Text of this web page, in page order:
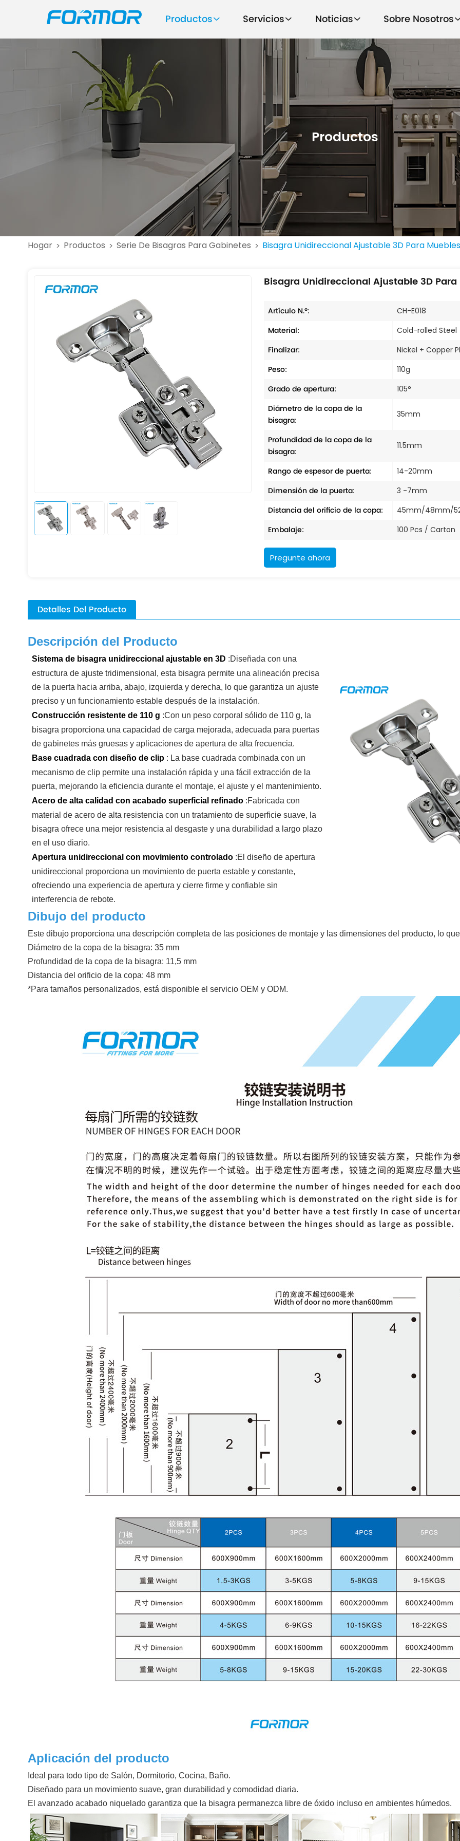
Productos Servicios Noticias Sobre Nosotros
Productos
Hogar > Productos > Serie De Bisagras Para Gabinetes > Bisagra Unidireccional Ajustable 3D Para
Bisagra Unidireccional Ajustable 3D
Artículo N.º: CH-E018
Material: Cold-rolled Steel
Finalizar: Nickel + Copper
Peso: 110g
Grado de apertura: 105°
Diámetro de la copa de la
bisagra:
35mm
Profundidad de la copa de la
bisagra:
11.5mm
Rango de espesor de puerta: 14-20mm
Dimensión de la puerta: 3 -7mm
Distancia del orificio de la copa: 45mm/48mm/
Embalaje: 100 Pcs / Carton
Pregunte ahora
Detalles Del Producto
Descripción del Producto
Sistema de bisagra unidireccional ajustable en 3D :Diseñada con una
estructura de ajuste tridimensional, esta bisagra permite una alineación precisa
de la puerta hacia arriba, abajo, izquierda y derecha, lo que garantiza un ajuste
preciso y un funcionamiento estable después de la instalación.
Construcción resistente de 110 g :Con un peso corporal sólido de 110 g, la
bisagra proporciona una capacidad de carga mejorada, adecuada para puertas
de gabinetes más gruesas y aplicaciones de apertura de alta frecuencia.
Base cuadrada con diseño de clip : La base cuadrada combinada con un
mecanismo de clip permite una instalación rápida y una fácil extracción de la
puerta, mejorando la eficiencia durante el montaje, el ajuste y el mantenimiento.
Acero de alta calidad con acabado superficial refinado :Fabricada con
material de acero de alta resistencia con un tratamiento de superficie suave, la
bisagra ofrece una mejor resistencia al desgaste y una durabilidad a largo plazo
en el uso diario.
Apertura unidireccional con movimiento controlado :El diseño de apertura
unidireccional proporciona un movimiento de puerta estable y constante,
ofreciendo una experiencia de apertura y cierre firme y confiable sin
interferencia de rebote.
Dibujo del producto
Este dibujo proporciona una descripción completa de las posiciones de montaje y las dimensiones del producto, lo
Diámetro de la copa de la bisagra: 35 mm
Profundidad de la copa de la bisagra: 11,5 mm
Distancia del orificio de la copa: 48 mm
*Para tamaños personalizados, está disponible el servicio OEM y ODM.
Aplicación del producto
Ideal para todo tipo de Salón, Dormitorio, Cocina, Baño.
Diseñado para un movimiento suave, gran durabilidad y comodidad diaria.
El avanzado acabado niquelado garantiza que la bisagra permanezca libre de óxido incluso en ambientes húmedos.